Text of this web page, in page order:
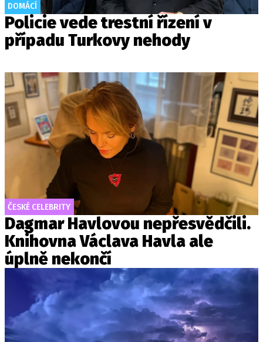
DOMÁCÍ
Policie vede trestní řízení v
případu Turkovy nehody
ČESKÉ CELEBRITY
Dagmar Havlovou nepřesvědčili.
Knihovna Václava Havla ale
úplně nekončí